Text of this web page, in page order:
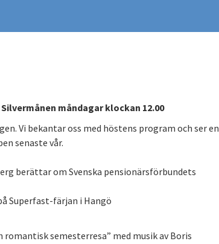
måndagar klockan 12.00
Vi bekantar oss med höstens program och ser en
senaste vår.
berättar om Svenska pensionärsförbundets
Superfast-färjan i Hangö
semesterresa” med musik av Boris